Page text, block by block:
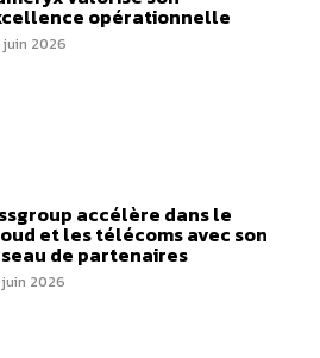
opérationnelle
2026
accélère dans le
et les télécoms avec son
de partenaires
2026